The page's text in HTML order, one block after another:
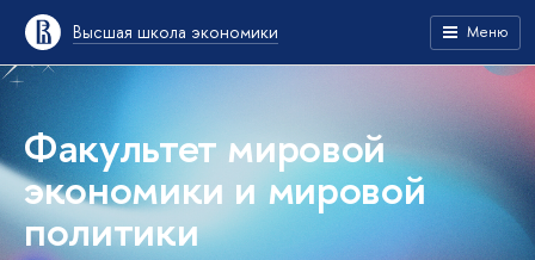
Высшая школа экономики Меню
Факультет мировой
экономики и мировой
политики